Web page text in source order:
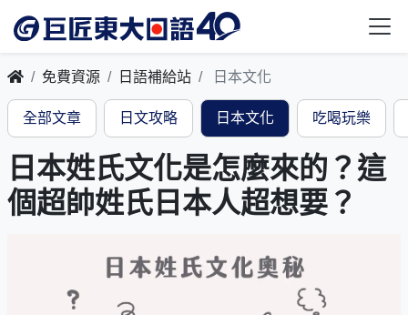
免費資源 日語補給站 日本文化
全部文章 日文攻略 日本文化 吃喝玩樂
日本姓氏文化是怎麼來的？這
個超帥姓氏日本人超想要？